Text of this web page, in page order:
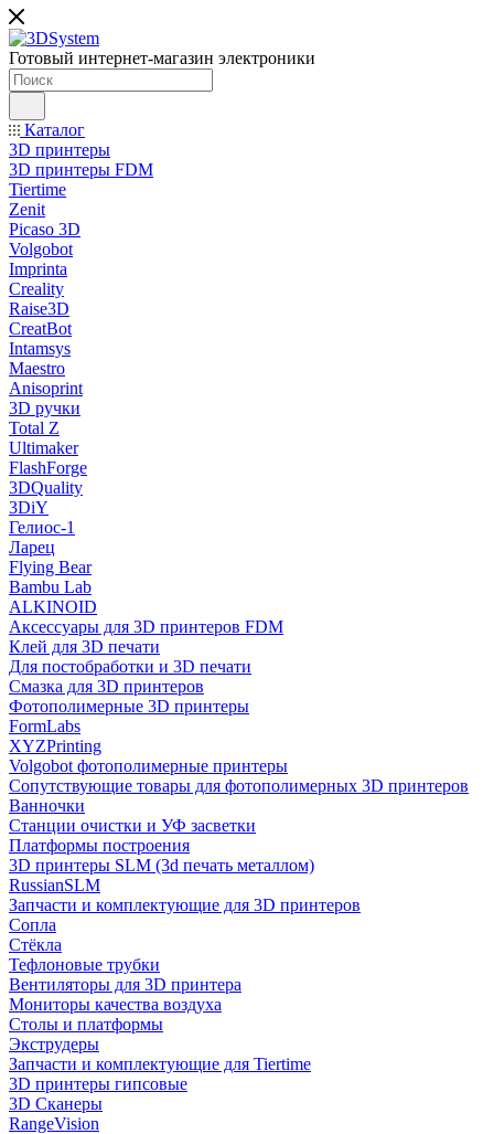
Готовый интернет-магазин электроники
Каталог
3D принтеры
3D принтеры FDM
Tiertime
Zenit
Picaso 3D
Volgobot
Imprinta
Creality
Raise3D
CreatBot
Intamsys
Maestro
Anisoprint
3D ручки
Total Z
Ultimaker
FlashForge
3DQuality
3DiY
Гелиос-1
Ларец
Flying Bear
Bambu Lab
ALKINOID
Аксессуары для 3D принтеров FDM
Клей для 3D печати
Для постобработки и 3D печати
Смазка для 3D принтеров
Фотополимерные 3D принтеры
FormLabs
XYZPrinting
Volgobot фотополимерные принтеры
Сопутствующие товары для фотополимерных 3D принтеров
Ванночки
Станции очистки и УФ засветки
Платформы построения
3D принтеры SLM (3d печать металлом)
RussianSLM
Запчасти и комплектующие для 3D принтеров
Сопла
Cтёкла
Тефлоновые трубки
Вентиляторы для 3D принтера
Мониторы качества воздуха
Столы и платформы
Экструдеры
Запчасти и комплектующие для Tiertime
3D принтеры гипсовые
3D Сканеры
RangeVision